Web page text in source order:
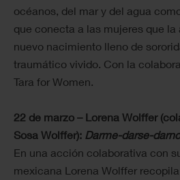
océanos, del mar y del agua
que conecta a las mujeres que la
nuevo nacimiento lleno de
traumático vivido. Con la
Tara for Women.
22 de marzo – Lorena Wolffer
Sosa Wolffer): Darme-darse-
En una acción colaborativa con
mexicana Lorena Wolffer